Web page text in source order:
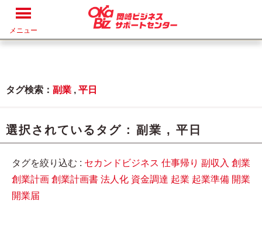
メニュー
タグ検索： 副業 , 平日
選択されているタグ : 副業 , 平日
タグを絞り込む : セカンドビジネス 仕事帰り 副収入 創業
創業計画 創業計画書 法人化 資金調達 起業 起業準備 開業
開業届